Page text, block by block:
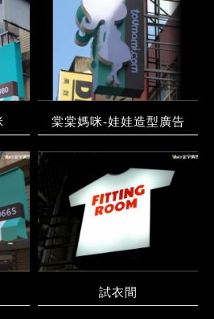
棠棠媽咪-娃娃造型廣告
試衣間